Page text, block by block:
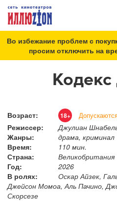
Во избежание проблем с
просим отключить на
Возраст: 18+
Режиссер:
Джулиан
Жанры:
драма, криминал
Время:
110 мин.
Страна:
Великобритания
Год:
2026
В ролях:
Оскар Айзек,
Джейсон Момоа, Аль Пачино,
Скорсезе